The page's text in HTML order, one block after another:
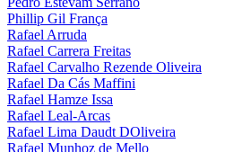
Phillip Gil França
Rafael Arruda
Rafael Carrera Freitas
Rafael Carvalho Rezende Oliveira
Rafael Da Cás Maffini
Rafael Hamze Issa
Rafael Leal-Arcas
Rafael Lima Daudt DOliveira
Rafael Munhoz de Mello